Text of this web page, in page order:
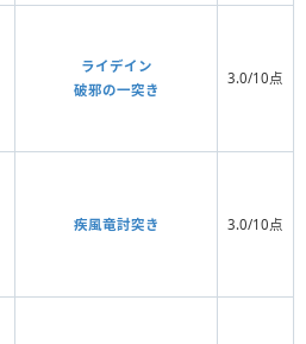
ライデイン
破邪の一突き
3.0/10点
疾風竜討突き 3.0/10点